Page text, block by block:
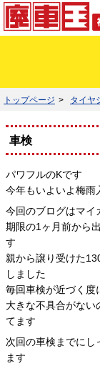
トップページ タイヤ
車検
パワフルのKです
今年もいよいよ梅雨
今回のブログはマイ
期限の1ヶ月前から
す
親から譲り受けた
しました
毎回車検が近づく度
大きな不具合がない
てます
次回の車検までに
ます